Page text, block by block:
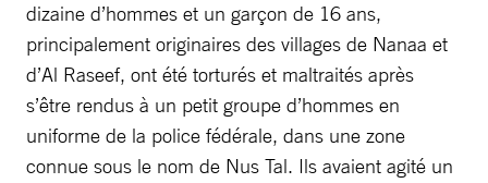
dizaine d’hommes et un garçon de 16 ans,
principalement originaires des villages de Nanaa et
d’Al Raseef, ont été torturés et maltraités après
s’être rendus à un petit groupe d’hommes en
uniforme de la police fédérale, dans une zone
connue sous le nom de Nus Tal. Ils avaient agité un